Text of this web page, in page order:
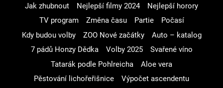
Jak zhubnout Nejlepší filmy 2024
Nejlepší horory
TV program
Změna času Partie
Počasí
Kdy budou volby
ZOO Nové začátky
Auto – katalog
7 pádů Honzy Dědka
Volby 2025
Svařené víno
Tatarák podle Pohlreicha
Aloe vera
Pěstování lichořeřišnice
Výpočet ascendentu